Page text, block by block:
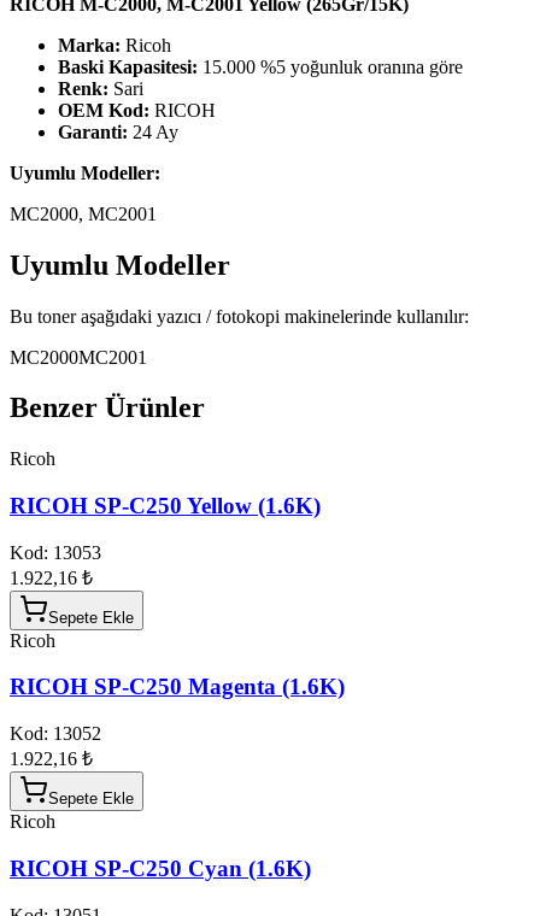
Marka: Ricoh
Baski Kapasitesi: 15.000 %5 yoğunluk oranına göre
Renk: Sari
OEM Kod: RICOH
Garanti: 24 Ay
Uyumlu Modeller:
MC2000, MC2001
Uyumlu Modeller
Bu toner aşağıdaki yazıcı / fotokopi makinelerinde kullanılır:
MC2000MC2001
Benzer Ürünler
Ricoh
RICOH SP-C250 Yellow (1.6K)
Kod: 13053
1.922,16 ₺
Sepete Ekle
Ricoh
RICOH SP-C250 Magenta (1.6K)
Kod: 13052
1.922,16 ₺
Sepete Ekle
Ricoh
RICOH SP-C250 Cyan (1.6K)